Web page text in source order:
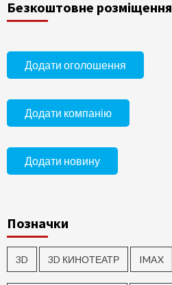
Безкоштовне розміщення
Додати оголошення
Додати компанію
Додати новину
Позначки
3D 3D КИНОТЕАТР IMAX